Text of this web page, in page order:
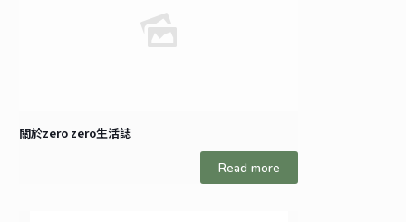
關於zero zero生活誌
Read more